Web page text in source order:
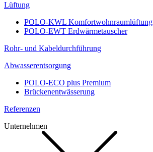
Lüftung
POLO-KWL Komfortwohnraumlüftung
POLO-EWT Erdwärmetauscher
Rohr- und Kabeldurchführung
Abwasserentsorgung
POLO-ECO plus Premium
Brückenentwässerung
Referenzen
Unternehmen